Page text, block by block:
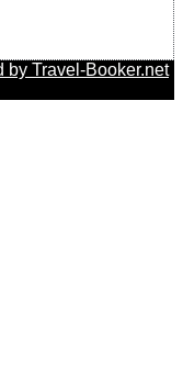
by Travel-Booker.net